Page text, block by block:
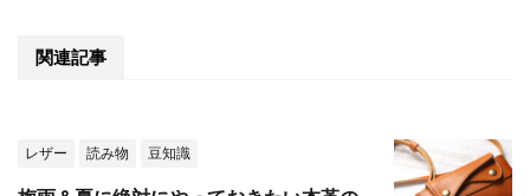
関連記事
レザー 読み物 豆知識